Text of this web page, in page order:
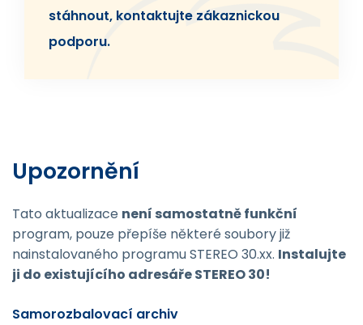
stáhnout, kontaktujte zákaznickou
podporu.
Upozornění
Tato aktualizace není samostatně funkční
program, pouze přepíše některé soubory již
nainstalovaného programu STEREO 30.xx. Instalujte
ji do existujícího adresáře STEREO 30!
Samorozbalovací archiv